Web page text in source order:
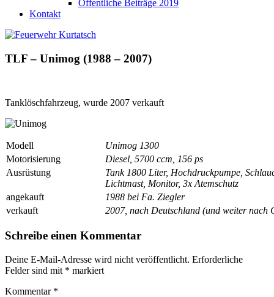
Öffentliche Beiträge 2019
Kontakt
TLF – Unimog (1988 – 2007)
Tanklöschfahrzeug, wurde 2007 verkauft
Modell
Unimog 1300
Motorisierung
Diesel, 5700 ccm, 156 ps
Ausrüstung
Tank 1800 Liter, Hochdruckpumpe,
Lichtmast, Monitor, 3x Atemschutz
angekauft
1988 bei Fa. Ziegler
verkauft
2007, nach Deutschland (und weiter nach
Schreibe einen Kommentar
Deine E-Mail-Adresse wird nicht veröffentlicht. Erforderliche
Felder sind mit * markiert
Kommentar *